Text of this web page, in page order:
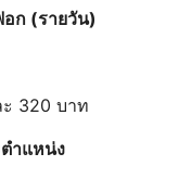
ก (รายวัน)
320 บาท
าแหน่ง